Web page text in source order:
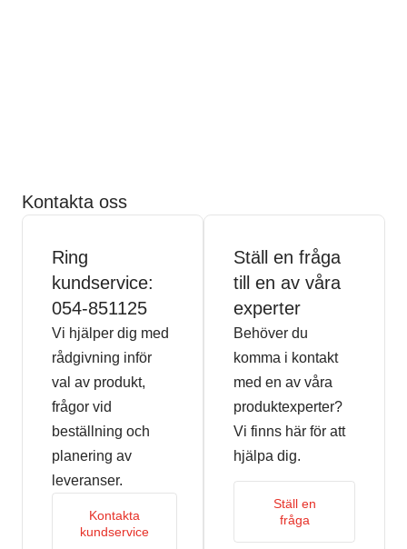
Kontakta oss
Ring
kundservice:
054-851125
Vi hjälper dig med
rådgivning inför
val av produkt,
frågor vid
beställning och
planering av
leveranser.
Kontakta
kundservice
Ställ en fråga
till en av våra
experter
Behöver du
komma i kontakt
med en av våra
produktexperter?
Vi finns här för att
hjälpa dig.
Ställ en
fråga